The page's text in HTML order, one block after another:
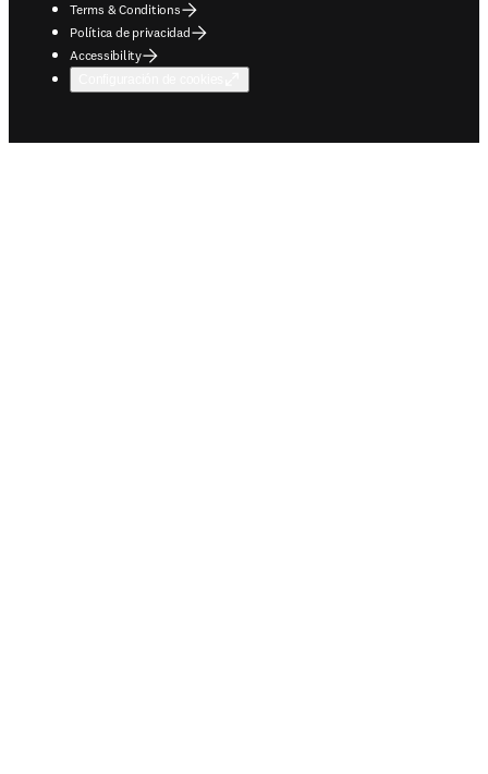
Terms & Conditions
Política de privacidad
Accessibility